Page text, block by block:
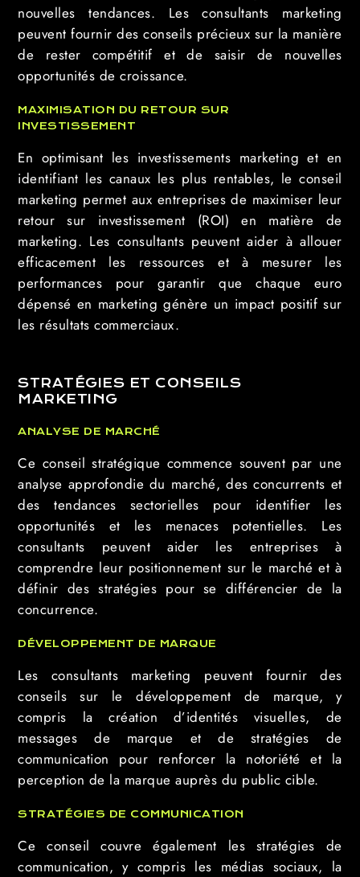
nouvelles tendances. Les consultants marketing
peuvent fournir des conseils précieux sur la manière
de rester compétitif et de saisir de nouvelles
opportunités de croissance.
MAXIMISATION DU RETOUR SUR
INVESTISSEMENT
En optimisant les investissements marketing et en
identifiant les canaux les plus rentables, le conseil
marketing permet aux entreprises de maximiser leur
retour sur investissement (ROI) en matière de
marketing. Les consultants peuvent aider à allouer
efficacement les ressources et à mesurer les
performances pour garantir que chaque euro
dépensé en marketing génère un impact positif sur
les résultats commerciaux.
STRATÉGIES ET CONSEILS
MARKETING
ANALYSE DE MARCHÉ
Ce conseil stratégique commence souvent par une
analyse approfondie du marché, des concurrents et
des tendances sectorielles pour identifier les
opportunités et les menaces potentielles. Les
consultants peuvent aider les entreprises à
comprendre leur positionnement sur le marché et à
définir des stratégies pour se différencier de la
concurrence.
DÉVELOPPEMENT DE MARQUE
Les consultants marketing peuvent fournir des
conseils sur le développement de marque, y
compris la création d’identités visuelles, de
messages de marque et de stratégies de
communication pour renforcer la notoriété et la
perception de la marque auprès du public cible.
STRATÉGIES DE COMMUNICATION
Ce conseil couvre également les stratégies de
communication, y compris les médias sociaux, la